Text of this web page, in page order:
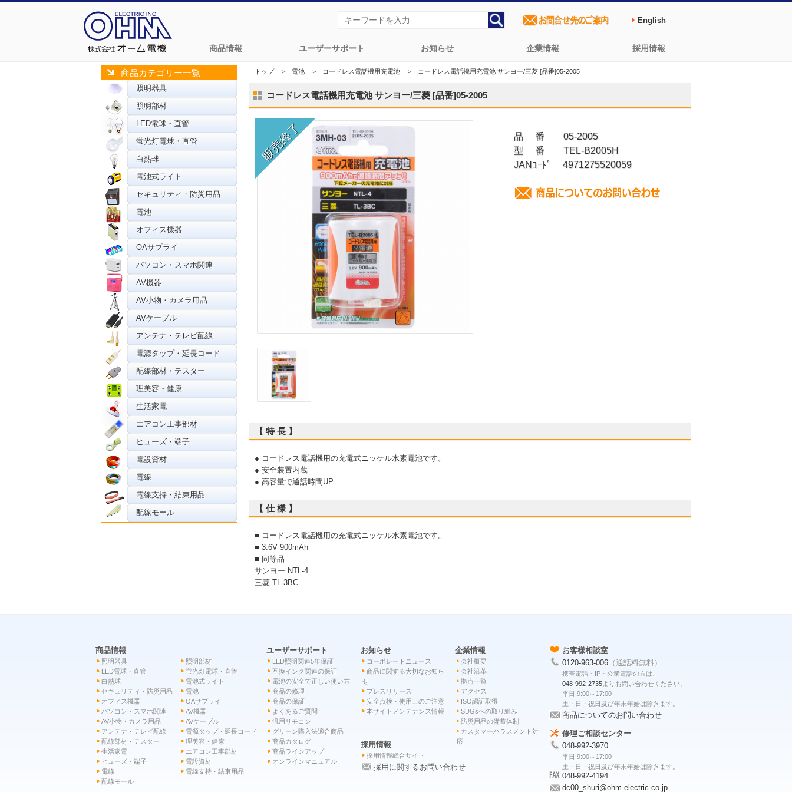
商品情報 ユーザーサポート お知らせ 企業情報 採用情報
English
商品カテゴリー一覧
照明器具
照明部材
LED電球・直管
蛍光灯電球・直管
白熱球
電池式ライト
セキュリティ・防災用品
電池
オフィス機器
OAサプライ
パソコン・スマホ関連
AV機器
AV小物・カメラ用品
AVケーブル
アンテナ・テレビ配線
電源タップ・延長コード
配線部材・テスター
理美容・健康
生活家電
エアコン工事部材
ヒューズ・端子
電設資材
電線
電線支持・結束用品
配線モール
トップ＞ 電池 ＞ コードレス電話機用充電池 ＞ コードレス電話機用充電池 サンヨー/三菱 [品番]05-2005
コードレス電話機用充電池 サンヨー/三菱 [品番]05-2005
品 番 05-2005
型 番 TEL-B2005H
JANｺｰﾄﾞ 4971275520059
【 特 長 】
● コードレス電話機用の充電式ニッケル水素電池です。
● 安全装置内蔵
● 高容量で通話時間UP
【 仕 様 】
■ コードレス電話機用の充電式ニッケル水素電池です。
■ 3.6V 900mAh
■ 同等品
サンヨー NTL-4
三菱 TL-3BC
商品情報
照明器具
照明部材
LED電球・直管
蛍光灯電球・直管
白熱球
電池式ライト
セキュリティ・防災用品
電池
オフィス機器
OAサプライ
パソコン・スマホ関連
AV機器
AV小物・カメラ用品
AVケーブル
アンテナ・テレビ配線
電源タップ・延長コード
配線部材・テスター
理美容・健康
生活家電
エアコン工事部材
ヒューズ・端子
電設資材
電線
電線支持・結束用品
配線モール
ユーザーサポート
LED照明関連5年保証
互換インク関連の保証
電池の安全で正しい使い方
商品の修理
商品の保証
よくあるご質問
汎用リモコン
グリーン購入法適合商品
商品カタログ
商品ラインアップ
オンラインマニュアル
お知らせ
コーポレートニュース
商品に関する大切なお知ら
せ
プレスリリース
安全点検・使用上のご注意
本サイトメンテナンス情報
企業情報
会社概要
会社沿革
拠点一覧
アクセス
ISO認証取得
SDGsへの取り組み
防災用品の備蓄体制
カスタマーハラスメント対
応
採用情報
採用情報総合サイト
採用に関するお問い合わせ
お客様相談室
0120-963-006 （通話料無料）
携帯電話・IP・公衆電話の方は、
048-992-2735よりお問い合わせください。
平日 9:00～17:00
土・日・祝日及び年末年始は除きます。
商品についてのお問い合わせ
修理ご相談センター
048-992-3970
平日 9:00～17:00
土・日・祝日及び年末年始は除きます。
048-992-4194
dc00_shuri@ohm-electric.co.jp